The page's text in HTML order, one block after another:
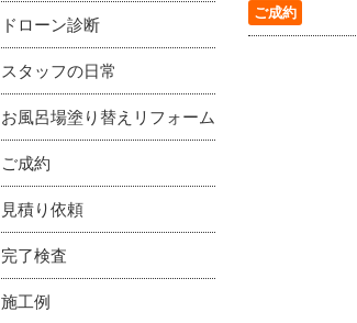
ご成約
ドローン診断
スタッフの日常
お風呂場塗り替えリフォーム
ご成約
見積り依頼
完了検査
施工例